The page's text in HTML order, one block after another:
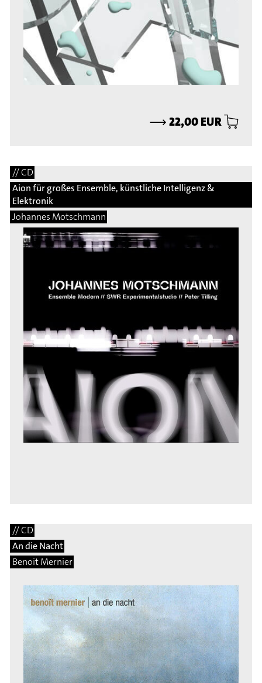
⟶22,00 EUR
// CD
Aion für großes Ensemble, künstliche Intelligenz &
Elektronik
Johannes Motschmann
// CD
An die Nacht
Benoit Mernier